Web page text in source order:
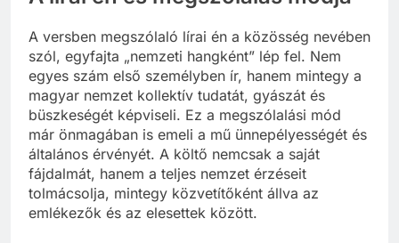
A versben megszólaló lírai én a közösség nevében
szól, egyfajta „nemzeti hangként” lép fel. Nem
egyes szám első személyben ír, hanem mintegy a
magyar nemzet kollektív tudatát, gyászát és
büszkeségét képviseli. Ez a megszólalási mód
már önmagában is emeli a mű ünnepélyességét és
általános érvényét. A költő nemcsak a saját
fájdalmát, hanem a teljes nemzet érzéseit
tolmácsolja, mintegy közvetítőként állva az
emlékezők és az elesettek között.